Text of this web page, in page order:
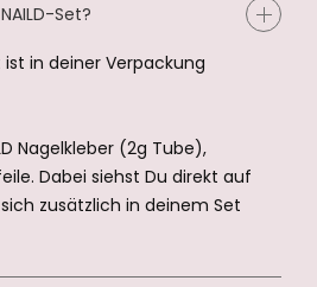
Set?
in deiner Verpackung
Nagelkleber (2g Tube),
Dabei siehst Du direkt auf
zusätzlich in deinem Set